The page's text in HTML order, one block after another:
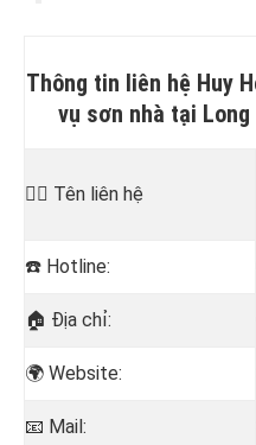
Thông tin liên hệ Huy
vụ sơn nhà tại Long
💁‍♂️ Tên liên hệ
☎️ Hotline:
🏠 Địa chỉ:
🌍 Website:
📧 Mail: